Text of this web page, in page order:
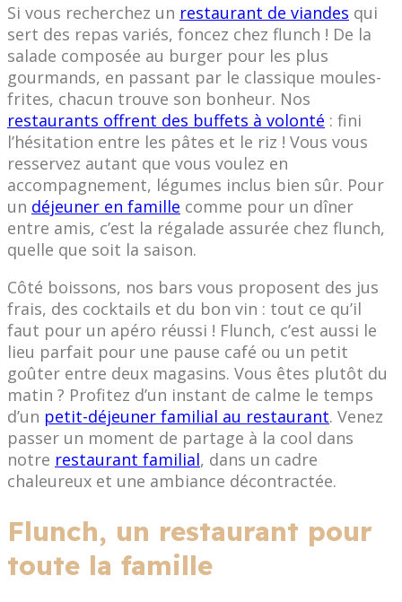
Si vous recherchez un restaurant de viandes qui
sert des repas variés, foncez chez flunch ! De la
salade composée au burger pour les plus
gourmands, en passant par le classique moules-
frites, chacun trouve son bonheur. Nos
restaurants offrent des buffets à volonté : fini
l’hésitation entre les pâtes et le riz ! Vous vous
resservez autant que vous voulez en
accompagnement, légumes inclus bien sûr. Pour
un déjeuner en famille comme pour un dîner
entre amis, c’est la régalade assurée chez flunch,
quelle que soit la saison.
Côté boissons, nos bars vous proposent des jus
frais, des cocktails et du bon vin : tout ce qu’il
faut pour un apéro réussi ! Flunch, c’est aussi le
lieu parfait pour une pause café ou un petit
goûter entre deux magasins. Vous êtes plutôt du
matin ? Profitez d’un instant de calme le temps
d’un petit-déjeuner familial au restaurant. Venez
passer un moment de partage à la cool dans
notre restaurant familial, dans un cadre
chaleureux et une ambiance décontractée.
Flunch, un restaurant pour
toute la famille